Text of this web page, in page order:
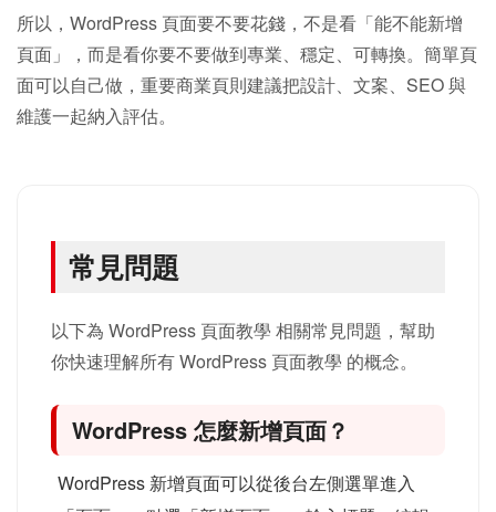
所以，WordPress 頁面要不要花錢，不是看「能不能新增
頁面」，而是看你要不要做到專業、穩定、可轉換。簡單頁
面可以自己做，重要商業頁則建議把設計、文案、SEO 與
維護一起納入評估。
常見問題
以下為 WordPress 頁面教學 相關常見問題，幫助
你快速理解所有 WordPress 頁面教學 的概念。
WordPress 怎麼新增頁面？
WordPress 新增頁面可以從後台左側選單進入